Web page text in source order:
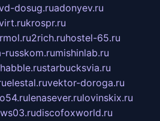
dosug.ruadonyev.ru
krospr.ru
2rich.ruhostel-65.ru
russkom.rumishinlab.ru
habble.rustarbucksvia.ru
elestal.ruvektor-doroga.ru
lenasever.rulovinskix.ru
discofoxworld.ru